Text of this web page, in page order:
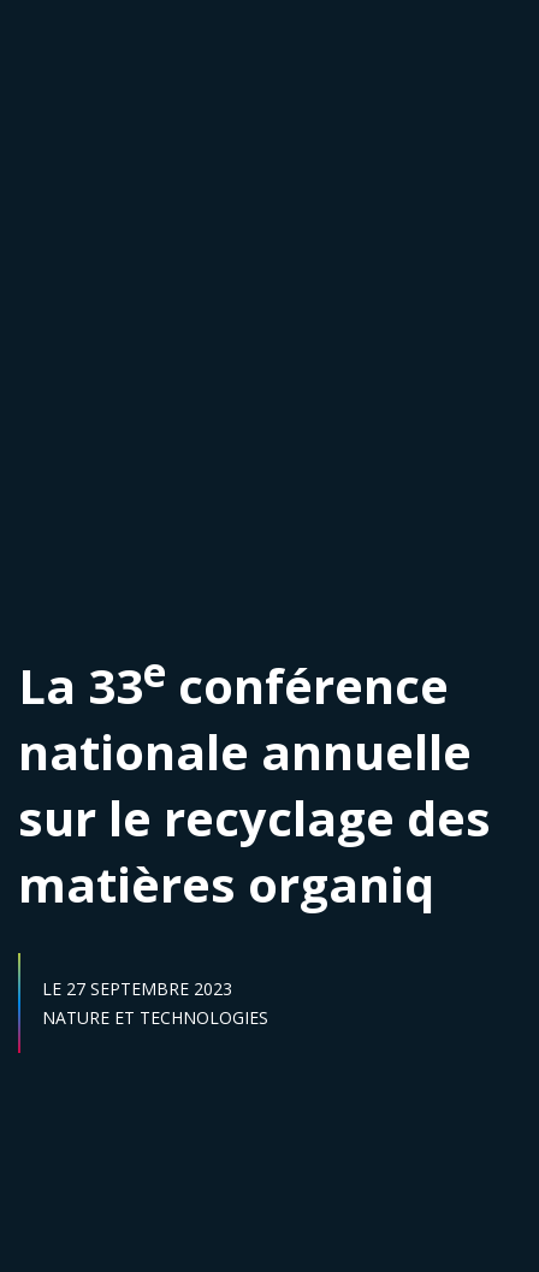
La 33e conférence
nationale annuelle
sur le recyclage des
matières organiq
LE DATE DE DÉBUT :
27 SEPTEMBRE 2023
Secteur :
NATURE ET TECHNOLOGIES